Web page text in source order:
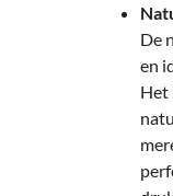
De
en
Het